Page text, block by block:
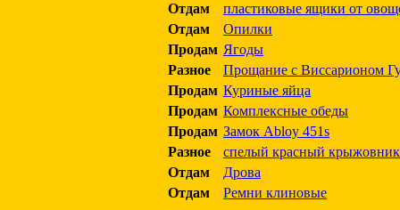
Отдам
пластиковые ящики от
Отдам
Опилки
Продам Ягоды
Разное
Прощание с Виссарионом
Продам Куриные яйца
Продам Комплексные обеды
Продам Замок Abloy 451s
Разное
спелый красный крыжовник
Отдам
Дрова
Отдам
Ремни клиновые